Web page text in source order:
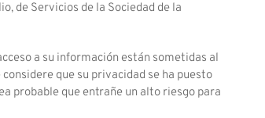
de Servicios de la Sociedad de la
a su información están sometidas al
que su privacidad se ha puesto
probable que entrañe un alto riesgo para